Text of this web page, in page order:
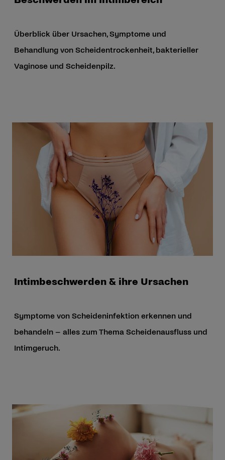
Überblick über Ursachen, Symptome und
Behandlung von Scheidentrockenheit, bakterieller
Vaginose und Scheidenpilz.
Intimbeschwerden & ihre Ursachen
Symptome von Scheideninfektion erkennen und
behandeln – alles zum Thema Scheidenausfluss und
Intimgeruch.